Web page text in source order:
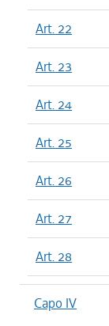
Art. 22
Art. 23
Art. 24
Art. 25
Art. 26
Art. 27
Art. 28
Capo IV